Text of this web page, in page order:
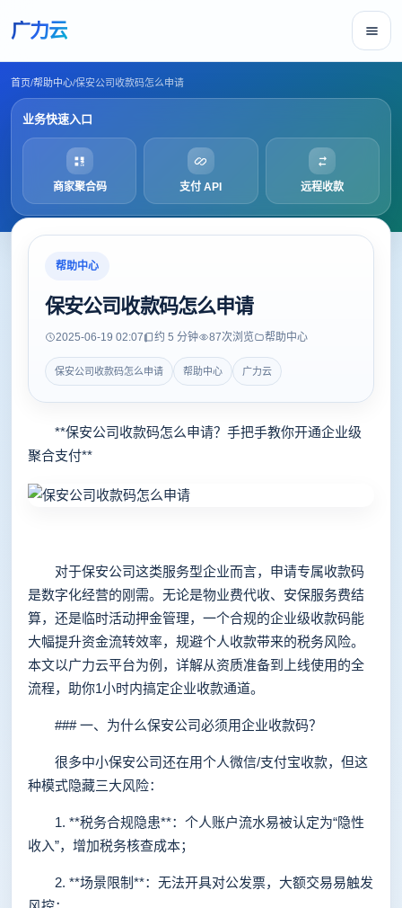
广力云
首页/帮助中心/保安公司收款码怎么申请
业务快速入口
商家聚合码 支付 API 远程收款
帮助中心
保安公司收款码怎么申请
2025-06-19 02:07 约 5 分钟 87次浏览 帮助中心
保安公司收款码怎么申请 帮助中心 广力云
**保安公司收款码怎么申请？手把手教你开通企业级
聚合支付**
对于保安公司这类服务型企业而言，申请专属收款码
是数字化经营的刚需。无论是物业费代收、安保服务费结
算，还是临时活动押金管理，一个合规的企业级收款码能
大幅提升资金流转效率，规避个人收款带来的税务风险。
本文以广力云平台为例，详解从资质准备到上线使用的全
流程，助你1小时内搞定企业收款通道。
### 一、为什么保安公司必须用企业收款码？
很多中小保安公司还在用个人微信/支付宝收款，但这
种模式隐藏三大风险：
1. **税务合规隐患**：个人账户流水易被认定为“隐性
收入”，增加税务核查成本；
2. **场景限制**：无法开具对公发票，大额交易易触发